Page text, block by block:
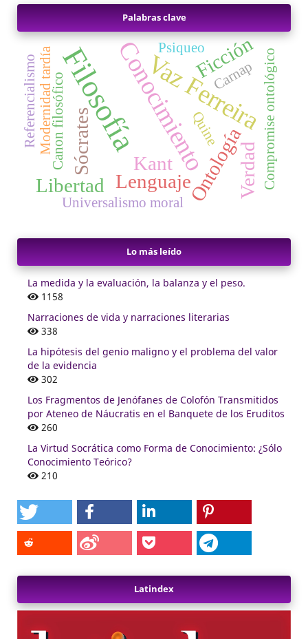
Palabras clave
FilosofíaConocimiento
Vaz Ferreira
Ontología
Kant
Sócrates Verdad
Ficción
Lenguaje
Libertad Compromise ontológico
Canon filosófico
Universalismo moral
Carnap
Psiqueo
Modernidad tardía
Referencialismo Quine
Lo más leído
La medida y la evaluación, la balanza y el peso.
1158
Narraciones de vida y narraciones literarias
338
La hipótesis del genio maligno y el problema del valor
de la evidencia
302
Los Fragmentos de Jenófanes de Colofón Transmitidos
por Ateneo de Náucratis en el Banquete de los Eruditos
260
La Virtud Socrática como Forma de Conocimiento: ¿Sólo
Conocimiento Teórico?
210
Latindex